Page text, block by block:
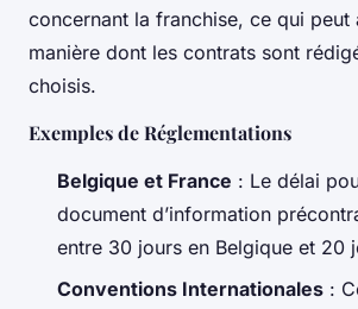
concernant la franchise, ce qui peut
manière dont les contrats sont
choisis.
Exemples de Réglementations
Belgique et France : Le délai
document d’information
entre 30 jours en Belgique et 20
Conventions Internationales :